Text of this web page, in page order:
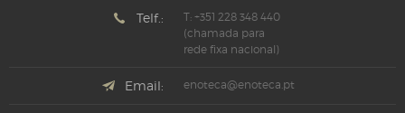
Telf.:
T: +351 228 348 440
(chamada para
rede fixa nacional)
Email: enoteca@enoteca.pt